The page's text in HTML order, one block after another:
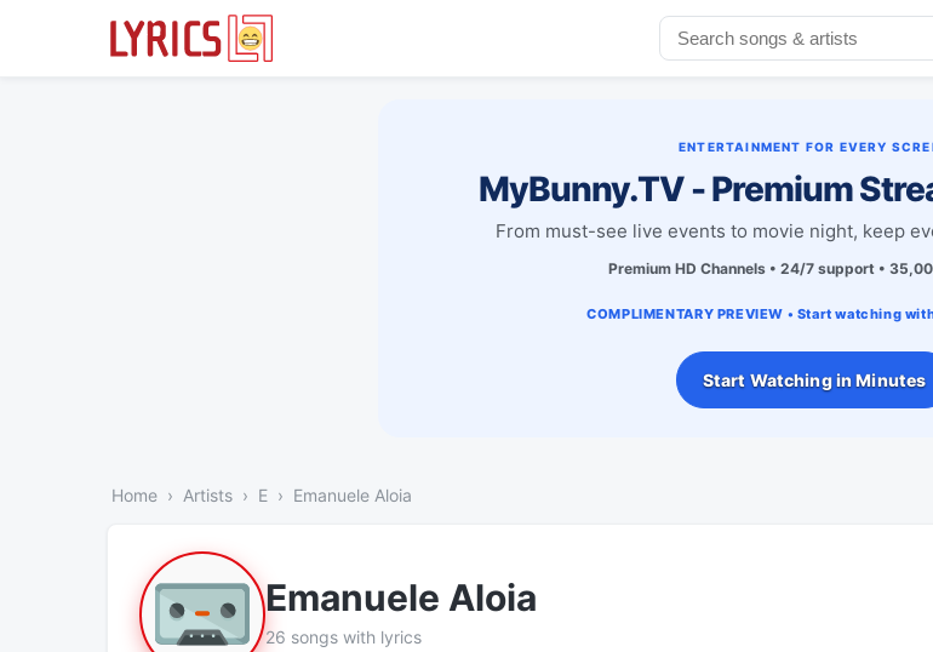
ENTERTAINMENT FOR EVERY
MyBunny.TV - Premium
From must-see live events to movie night, keep
Premium HD Channels • 24/7 support •
COMPLIMENTARY PREVIEW • Start watching
Start Watching in Minutes
Home Artists E Emanuele Aloia
Emanuele Aloia
26 songs with lyrics